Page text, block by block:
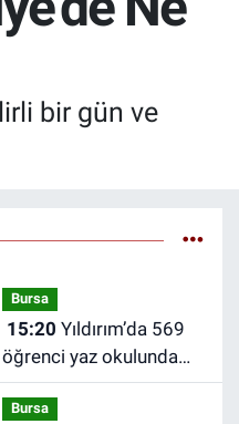
bir gün ve
Bursa
15:20
öğrenci yaz okulunda
26 farklı branşta eğitim
alıyor
Bursa